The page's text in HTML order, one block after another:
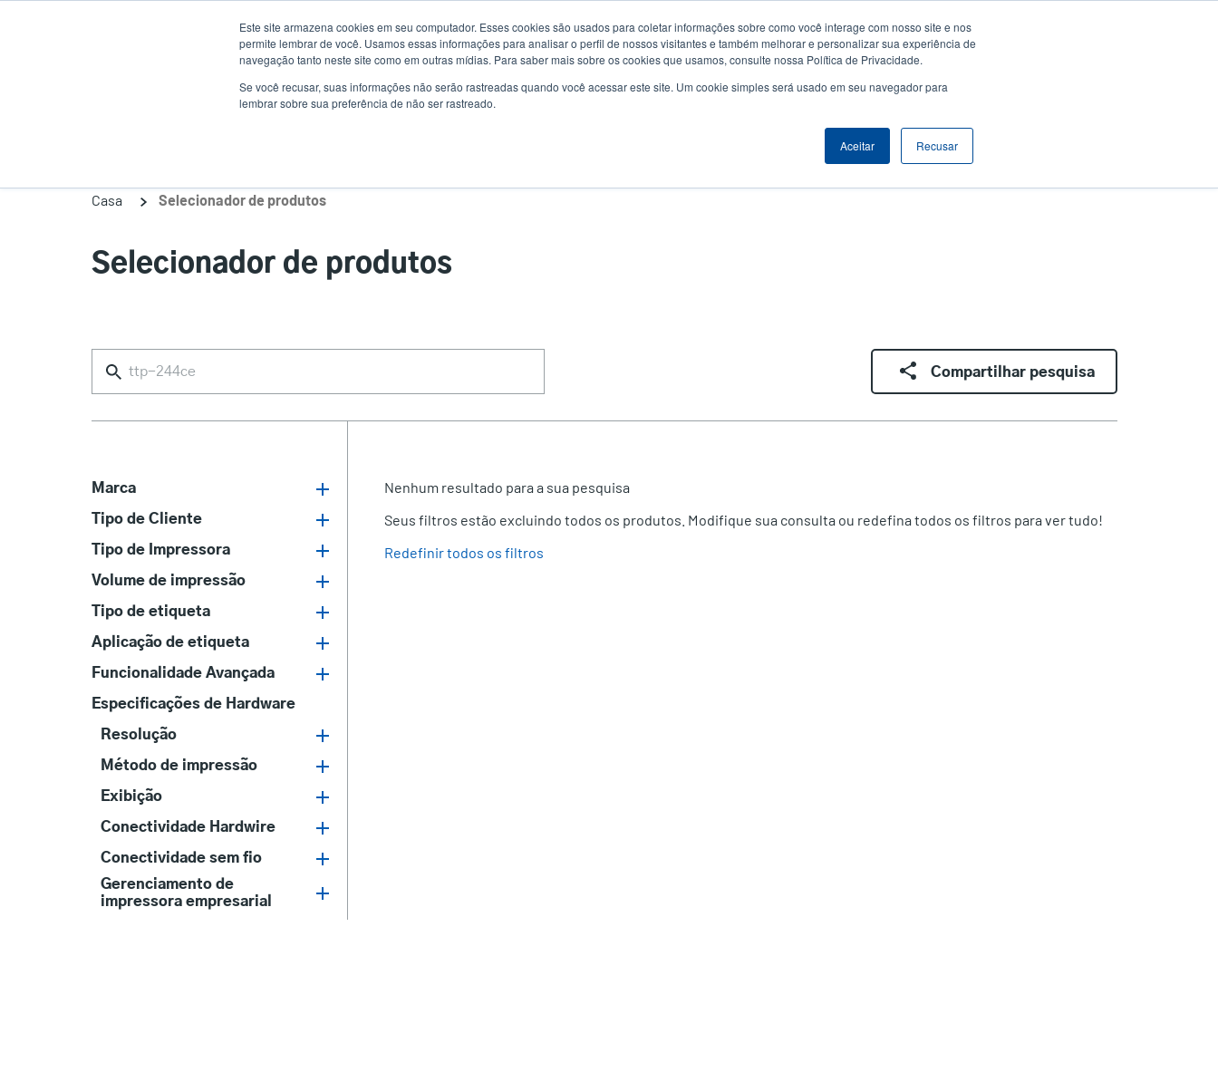
Este site armazena cookies em seu computador. Esses cookies são usados para coletar informações sobre como você interage com nosso site e nos
permite lembrar de você. Usamos essas informações para analisar o perfil de nossos visitantes e também melhorar e personalizar sua experiência de
navegação tanto neste site como em outras mídias. Para saber mais sobre os cookies que usamos, consulte nossa Política de Privacidade.
Se você recusar, suas informações não serão rastreadas quando você acessar este site. Um cookie simples será usado em seu navegador para
lembrar sobre sua preferência de não ser rastreado.
Aceitar Recusar
User
account
Notícias Empresa
User
Anonymous
Login / Registro
Produtos Soluções Serviço Suporte e downloads Sócios Seletor de Produto
Casa Selecionador de produtos
Selecionador de produtos
Marca
Tipo de Cliente
Tipo de Impressora
Volume de impressão
Tipo de etiqueta
Aplicação de etiqueta
Funcionalidade Avançada
Especificações de Hardware
Resolução
Método de impressão
Exibição
Conectividade Hardwire
Conectividade sem fio
Gerenciamento de
impressora empresarial
Compartilhar pesquisa
Nenhum resultado para a sua pesquisa
Seus filtros estão excluindo todos os produtos. Modifique sua consulta ou redefina todos os filtros para ver tudo!
Redefinir todos os filtros